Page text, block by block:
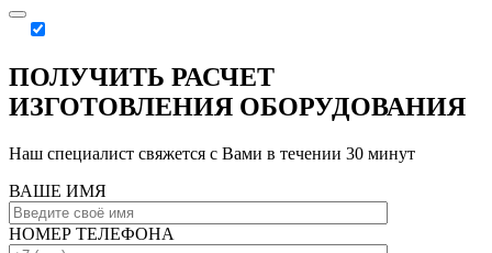
ПОЛУЧИТЬ РАСЧЕТ
ИЗГОТОВЛЕНИЯ ОБОРУДОВАНИЯ
Наш специалист свяжется с Вами в течении 30 минут
ВАШЕ ИМЯ
НОМЕР ТЕЛЕФОНА